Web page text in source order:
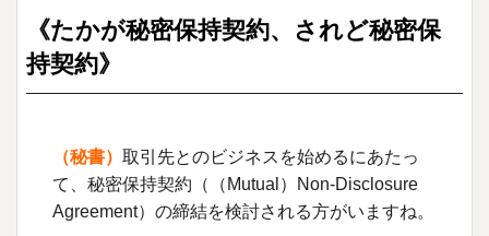
《たかが秘密保持契約、されど秘密保
持契約》
（秘書） 取引先とのビジネスを始めるにあたっ
て、秘密保持契約（（Mutual）Non-Disclosure
Agreement）の締結を検討される方がいますね。